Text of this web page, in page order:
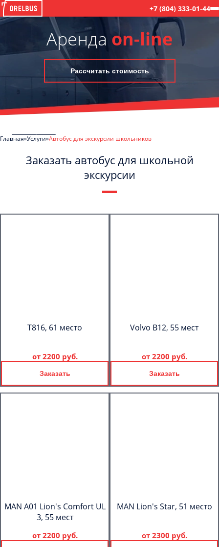
+7 (804) 333-01-44
Аренда on-line
Рассчитать стоимость
Главная Услуги Автобус для экскурсии школьников
Заказать автобус для школьной
экскурсии
T816, 61 место
от 2200 руб.
Заказать
Volvo B12, 55 мест
от 2200 руб.
Заказать
MAN A01 Lion's Comfort UL
3, 55 мест
от 2200 руб.
MAN Lion's Star, 51 место
от 2300 руб.
Политикой конфиденциальности
ознакомлен(а), даю согласие на